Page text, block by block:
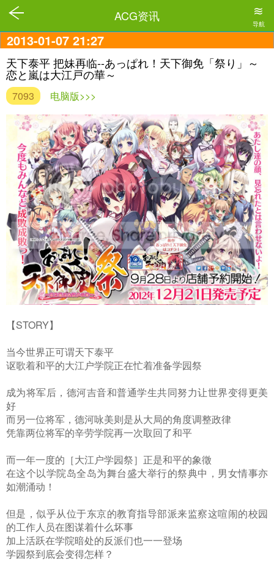
ACG资讯 ≋
导航
2013-01-07 21:27
天下泰平 把妹再临--あっぱれ！天下御免「祭り」～
恋と嵐は大江戸の華～
7093 电脑版>>>
【STORY】
当今世界正可谓天下泰平
讴歌着和平的大江户学院正在忙着准备学园祭
成为将军后，德河吉音和普通学生共同努力让世界变得更美
好
而另一位将军，德河咏美则是从大局的角度调整政律
凭靠两位将军的辛劳学院再一次取回了和平
而一年一度的［大江户学园祭］正是和平的象徵
在这个以学院岛全岛为舞台盛大举行的祭典中，男女情事亦
如潮涌动！
但是，似乎从位于东京的教育指导部派来监察这喧闹的校园
的工作人员在图谋着什么坏事
加上活跃在学院暗处的反派们也一一登场
学园祭到底会变得怎样？